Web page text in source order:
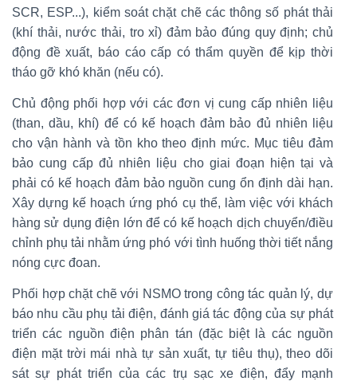
SCR, ESP...), kiểm soát chặt chẽ các thông số phát thải
(khí thải, nước thải, tro xỉ) đảm bảo đúng quy định; chủ
động đề xuất, báo cáo cấp có thẩm quyền để kịp thời
tháo gỡ khó khăn (nếu có).
Chủ động phối hợp với các đơn vị cung cấp nhiên liệu
(than, dầu, khí) để có kế hoạch đảm bảo đủ nhiên liệu
cho vận hành và tồn kho theo định mức. Mục tiêu đảm
bảo cung cấp đủ nhiên liệu cho giai đoạn hiện tại và
phải có kế hoạch đảm bảo nguồn cung ổn định dài hạn.
Xây dựng kế hoạch ứng phó cụ thể, làm việc với khách
hàng sử dụng điện lớn để có kế hoạch dịch chuyển/điều
chỉnh phụ tải nhằm ứng phó với tình huống thời tiết nắng
nóng cực đoan.
Phối hợp chặt chẽ với NSMO trong công tác quản lý, dự
báo nhu cầu phụ tải điện, đánh giá tác động của sự phát
triển các nguồn điện phân tán (đặc biệt là các nguồn
điện mặt trời mái nhà tự sản xuất, tự tiêu thụ), theo dõi
sát sự phát triển của các trụ sạc xe điện, đẩy mạnh